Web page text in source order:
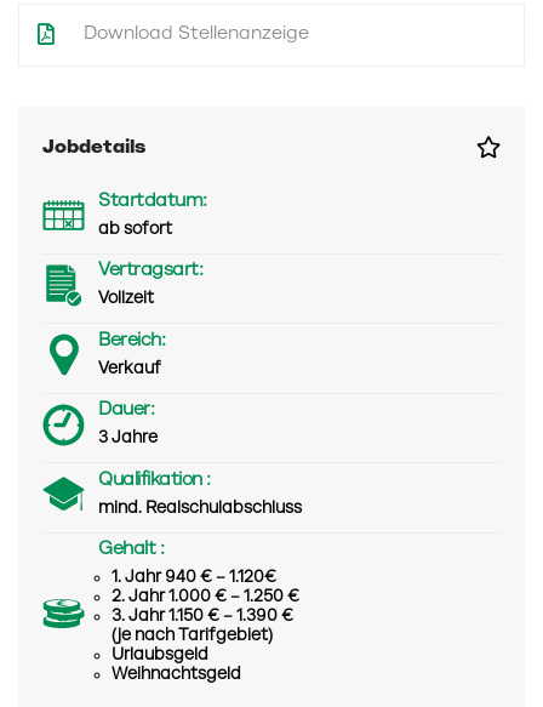
Download Stellenanzeige
Jobdetails
Startdatum:
ab sofort
Vertragsart:
Vollzeit
Bereich:
Verkauf
Dauer:
3 Jahre
Qualifikation :
mind. Realschulabschluss
Gehalt :
1. Jahr 940 € – 1.120€
2. Jahr 1.000 € – 1.250 €
3. Jahr 1.150 € – 1.390 €
(je nach Tarifgebiet)
Urlaubsgeld
Weihnachtsgeld